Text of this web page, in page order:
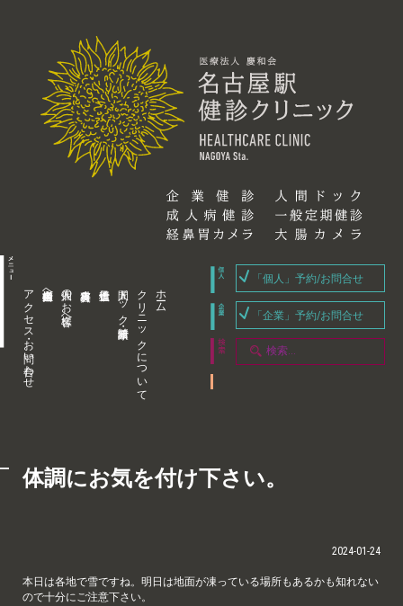
アクセス・お問い合わせ 企業内担当者様へ 個人のお客様へ 人間ドック・健康診断 クリニックについて ホーム
「個人」予約/お問合せ
「企業」予約/お問合せ
体調にお気を付け下さい。
2024-01-24
本日は各地で雪ですね。明日は地面が凍っている場所もあるかも知れない
ので十分にご注意下さい。